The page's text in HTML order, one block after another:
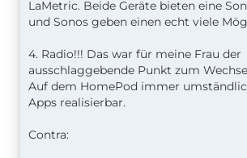
LaMetric. Beide Geräte bieten eine
und Sonos geben einen echt viele
4. Radio!!! Das war für meine Frau der
ausschlaggebende Punkt zum
Auf dem HomePod immer
Apps realisierbar.
Contra: